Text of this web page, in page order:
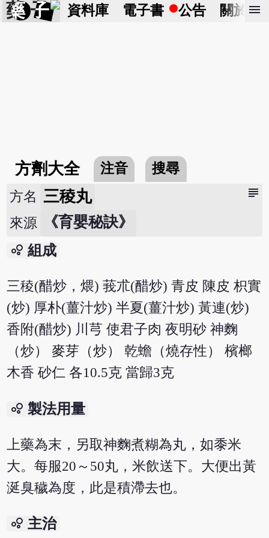
藥 子 資料庫 電子書 公告 關於 menu
方劑大全 注音 搜尋
subject
方名 三稜丸
來源 《育嬰秘訣》
bubble_chart 組成
三稜(醋炒，煨) 莪朮(醋炒) 青皮 陳皮 枳實
(炒) 厚朴(薑汁炒) 半夏(薑汁炒) 黃連(炒)
香附(醋炒) 川芎 使君子肉 夜明砂 神麴
（炒） 麥芽（炒） 乾蟾（燒存性） 檳榔
木香 砂仁 各10.5克 當歸3克
bubble_chart 製法用量
上藥為末，另取神麴煮糊為丸，如黍米
大。每服20～50丸，米飲送下。大便出黃
涎臭穢為度，此是積滯去也。
bubble_chart 主治